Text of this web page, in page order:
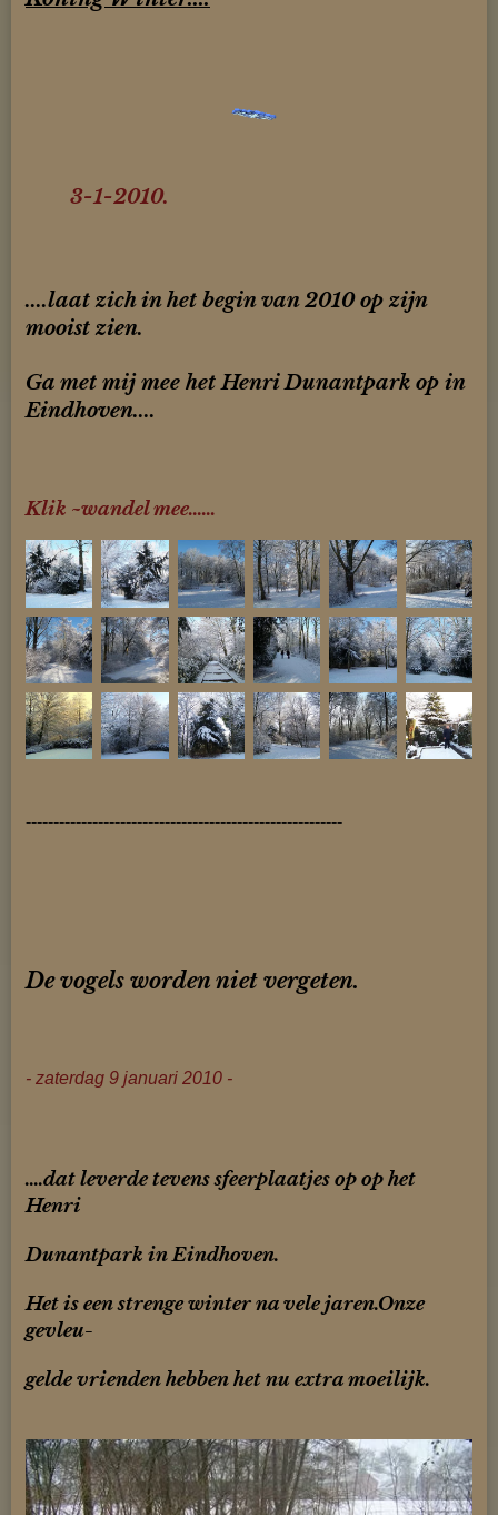
3-1-2010.
....laat zich in het begin van 2010 op zijn
mooist zien.
Ga met mij mee het Henri Dunantpark op in
Eindhoven....
Klik ~wandel mee......
---------------------------------------------------------
De vogels worden niet vergeten.
- zaterdag 9 januari 2010 -
....dat leverde tevens sfeerplaatjes op op het
Henri
Dunantpark inEindhoven.
Het is een strenge winter na vele jaren.Onze
gevleu-
gelde vriendenhebben het nu extra moeilijk.